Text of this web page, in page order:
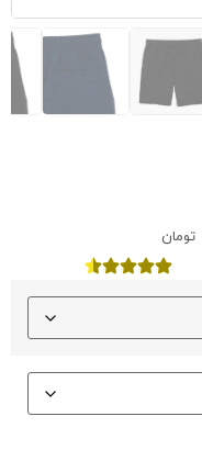
تومان